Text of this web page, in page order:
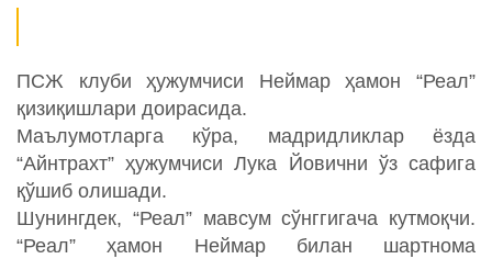
ПСЖ клуби ҳужумчиси Неймар ҳамон “Реал”
қизиқишлари доирасида.
Маълумотларга кўра, мадридликлар ёзда
“Айнтрахт” ҳужумчиси Лука Йовични ўз сафига
қўшиб олишади.
Шунингдек, “Реал” мавсум сўнггигача кутмоқчи.
“Реал” ҳамон Неймар билан шартнома